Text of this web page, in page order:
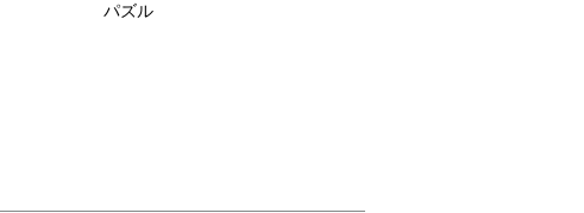
パズル